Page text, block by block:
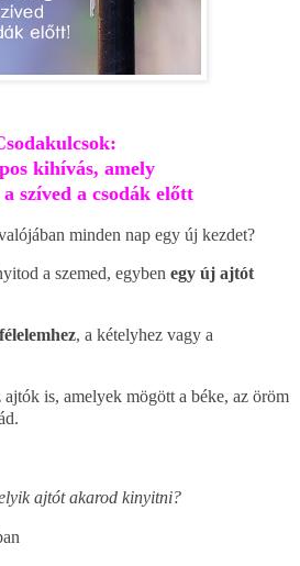
kihívás, amely
szíved a csodák előtt
minden nap egy új kezdet?
a szemed, egyben egy új ajtót
félelemhez, a kételyhez vagy a
is, amelyek mögött a béke, az öröm
ajtót akarod kinyitni?